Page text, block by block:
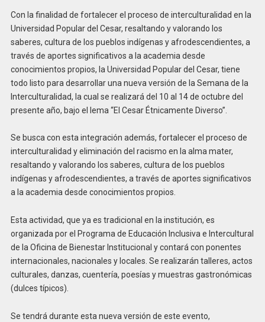
Con la finalidad de fortalecer el proceso de interculturalidad en la
Universidad Popular del Cesar, resaltando y valorando los
saberes, cultura de los pueblos indígenas y afrodescendientes, a
través de aportes significativos a la academia desde
conocimientos propios, la Universidad Popular del Cesar, tiene
todo listo para desarrollar una nueva versión de la Semana de la
Interculturalidad, la cual se realizará del 10 al 14 de octubre del
presente año, bajo el lema “El Cesar Étnicamente Diverso”.
Se busca con esta integración además, fortalecer el proceso de
interculturalidad y eliminación del racismo en la alma mater,
resaltando y valorando los saberes, cultura de los pueblos
indígenas y afrodescendientes, a través de aportes significativos
a la academia desde conocimientos propios.
Esta actividad, que ya es tradicional en la institución, es
organizada por el Programa de Educación Inclusiva e Intercultural
de la Oficina de Bienestar Institucional y contará con ponentes
internacionales, nacionales y locales. Se realizarán talleres, actos
culturales, danzas, cuentería, poesías y muestras gastronómicas
(dulces típicos).
Se tendrá durante esta nueva versión de este evento,